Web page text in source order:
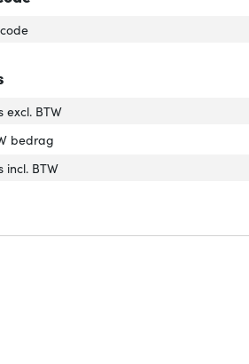
excl. BTW
bedrag
incl. BTW